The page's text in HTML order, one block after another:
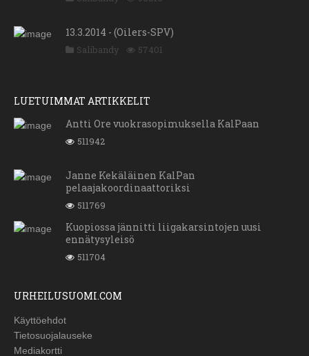
13.3.2014 - (Oilers-SPV)
Salibandy 57401
LUETUIMMAT ARTIKKELIT
Antti Ore vuokrasopimuksella KalPaan
511942
Janne Kekäläinen KalPan
pelaajakoordinaattoriksi
511769
Kuopiossa jännitti liigakarsintojen uusi
ennätysyleisö
511704
URHEILUSUOMI.COM
Käyttöehdot
Tietosuojalauseke
Mediakortti